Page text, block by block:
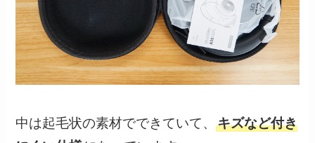
中は起毛状の素材でできていて、キズなど付き